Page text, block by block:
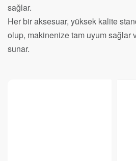
sağlar.
Her bir aksesuar, yüksek kalite
olup, makinenize tam uyum sağlar
sunar.